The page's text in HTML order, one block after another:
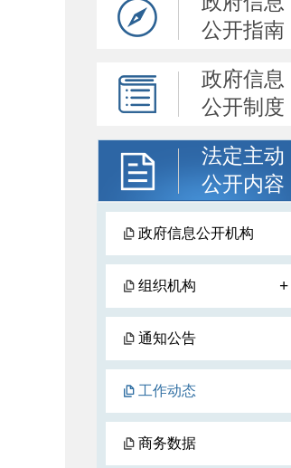
公开指南
政府信息
公开制度
法定主动
公开内容
政府信息公开机构
组织机构 +
通知公告
工作动态
商务数据